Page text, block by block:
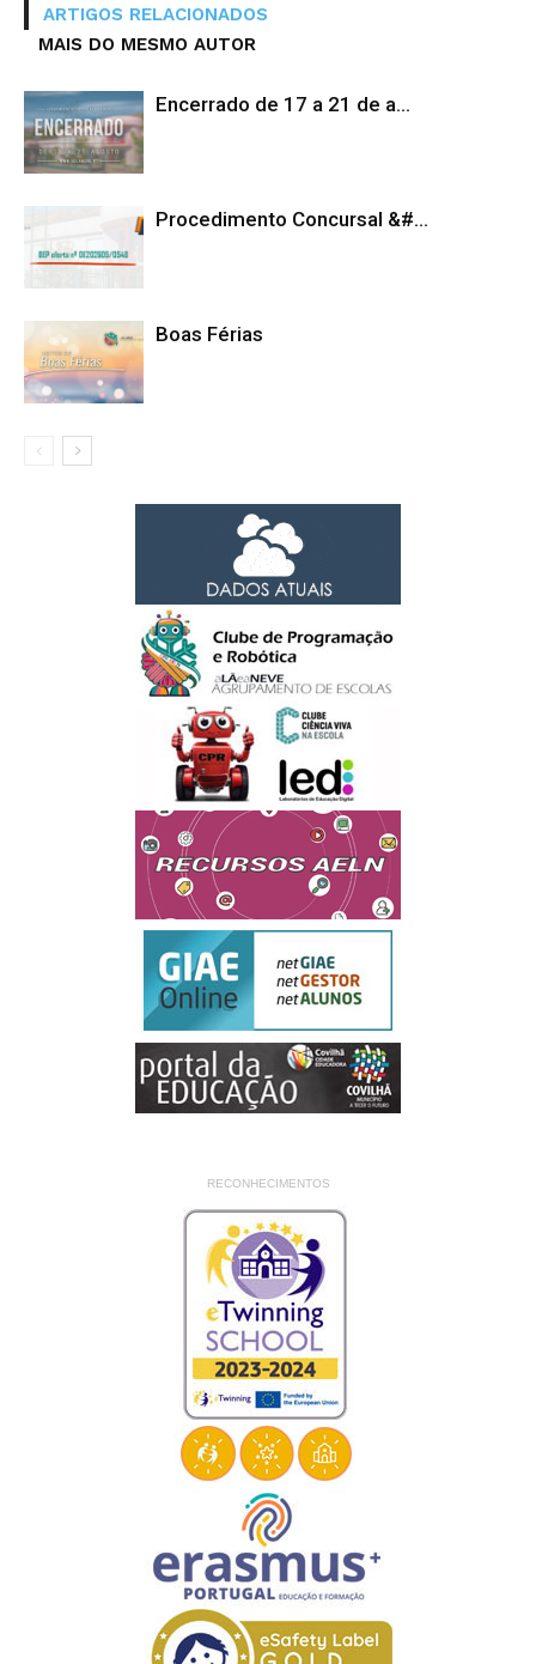
ARTIGOS RELACIONADOS
MAIS DO MESMO AUTOR
Encerrado de 17 a 21 de a...
Procedimento Concursal &#...
Boas Férias
RECONHECIMENTOS